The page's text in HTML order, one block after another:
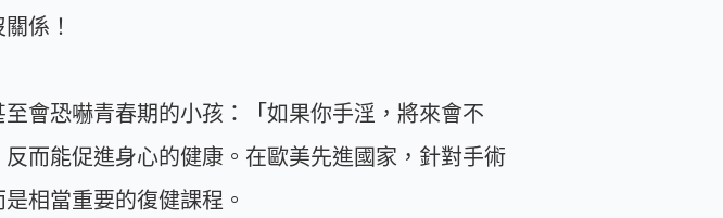
係！
會恐嚇青春期的小孩：「如果你手淫，將來會不
而能促進身心的健康。在歐美先進國家，針對手術
相當重要的復健課程。